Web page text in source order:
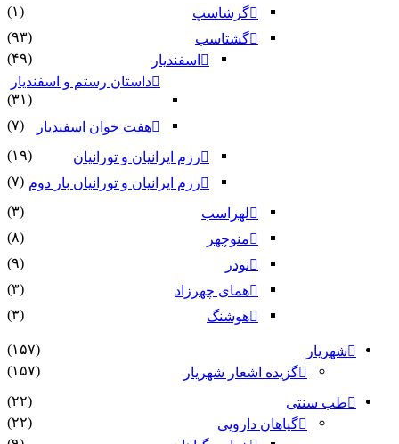
گرشاسپ
(۱)
گشتاسب
(۹۳)
اسفندیار
(۴۹)
داستان رستم و اسفندیار
(۳۱)
هفت خوان اسفندیار
(۷)
رزم ایرانیان و تورانیان
(۱۹)
رزم ایرانیان و تورانیان بار دوم (۷)
لهراسب
(۳)
منوچهر
(۸)
نوذر
(۹)
هماى چهرزاد
(۳)
هوشنگ
(۳)
شهریار
(۱۵۷)
گزیده اشعار شهریار
(۱۵۷)
طب سنتی
(۲۲)
گیاهان دارویی
(۲۲)